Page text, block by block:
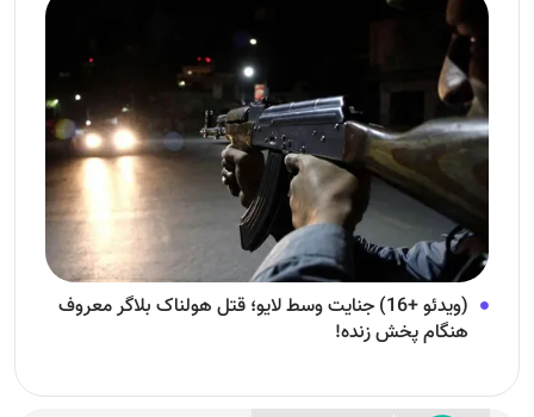
(ویدئو +16) جنایت وسط لایو؛ قتل هولناک بلاگر معروف
هنگام پخش زنده!